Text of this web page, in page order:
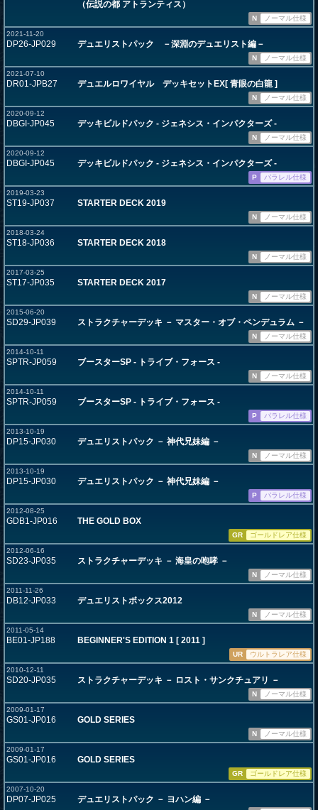
（伝説の都 アトランティス）
N
ノーマル仕様
2021-11-20
DP26-JP029 デュエリストパック －深淵のデュエリスト編－
N
ノーマル仕様
2021-07-10
DR01-JPB27 デュエルロワイヤル デッキセットEX[ 青眼の白龍 ]
N
ノーマル仕様
2020-09-12
DBGI-JP045 デッキビルドパック - ジェネシス・インパクターズ -
N
ノーマル仕様
2020-09-12
DBGI-JP045 デッキビルドパック - ジェネシス・インパクターズ -
P
パラレル仕様
2019-03-23
ST19-JP037 STARTER DECK 2019
N
ノーマル仕様
2018-03-24
ST18-JP036 STARTER DECK 2018
N
ノーマル仕様
2017-03-25
ST17-JP035 STARTER DECK 2017
N
ノーマル仕様
2015-06-20
SD29-JP039 ストラクチャーデッキ － マスター・オブ・ペンデュラム －
N
ノーマル仕様
2014-10-11
SPTR-JP059 ブースターSP - トライブ・フォース -
N
ノーマル仕様
2014-10-11
SPTR-JP059 ブースターSP - トライブ・フォース -
P
パラレル仕様
2013-10-19
DP15-JP030 デュエリストパック － 神代兄妹編 －
N
ノーマル仕様
2013-10-19
DP15-JP030 デュエリストパック － 神代兄妹編 －
P
パラレル仕様
2012-08-25
GDB1-JP016 THE GOLD BOX
GR
ゴールドレア仕様
2012-06-16
SD23-JP035 ストラクチャーデッキ － 海皇の咆哮 －
N
ノーマル仕様
2011-11-26
DB12-JP033 デュエリストボックス2012
N
ノーマル仕様
2011-05-14
BE01-JP188 BEGINNER'S EDITION 1 [ 2011 ]
UR
ウルトラレア仕様
2010-12-11
SD20-JP035 ストラクチャーデッキ － ロスト・サンクチュアリ －
N
ノーマル仕様
2009-01-17
GS01-JP016 GOLD SERIES
N
ノーマル仕様
2009-01-17
GS01-JP016 GOLD SERIES
GR
ゴールドレア仕様
2007-10-20
DP07-JP025 デュエリストパック － ヨハン編 －